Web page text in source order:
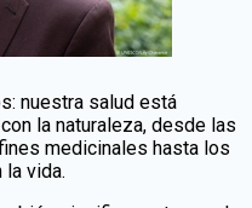
nuestra salud está
la naturaleza, desde las
medicinales hasta los
vida.